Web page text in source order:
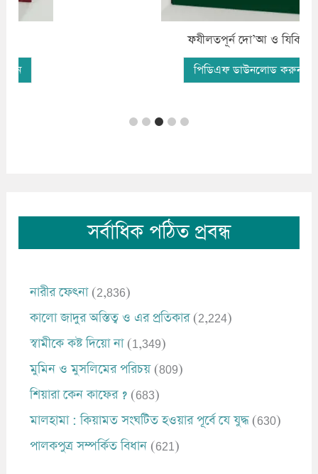
ফযীলতপূর্ন দো’আ ও যিকির
পিডিএফ ডাউনলোড করুন
সর্বাধিক পঠিত প্রবন্ধ
নারীর ফেৎনা (2,836)
কালো জাদুর অস্তিত্ব ও এর প্রতিকার (2,224)
স্বামীকে কষ্ট দিয়ো না (1,349)
মুমিন ও মুসলিমের পরিচয় (809)
শিয়ারা কেন কাফের ? (683)
মালহামা : কিয়ামত সংঘটিত হওয়ার পূর্বে যে যুদ্ধ (630)
পালকপুত্র সম্পর্কিত বিধান (621)